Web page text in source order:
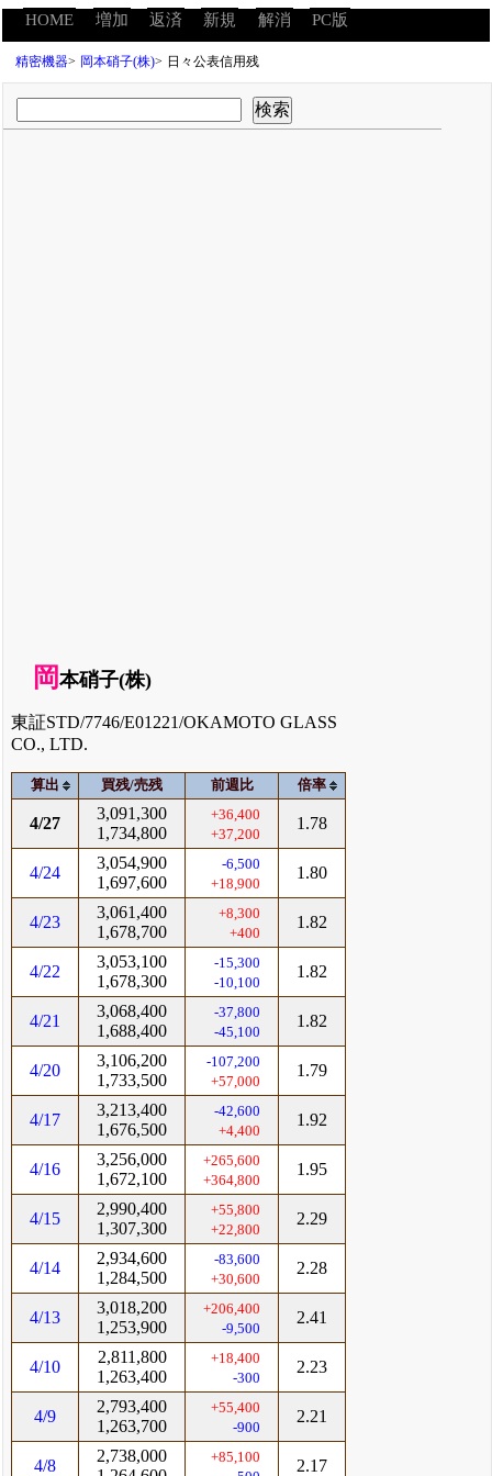
HOME 増加 返済 新規 解消 PC版
精密機器> 岡本硝子(株)> 日々公表信用残
岡本硝子(株)
東証STD/7746/E01221/OKAMOTO GLASS
CO., LTD.
算出 買残/売残 前週比 倍率
4/27
3,091,300
1,734,800
+36,400
+37,200
1.78
4/24
3,054,900
1,697,600
-6,500
+18,900
1.80
4/23
3,061,400
1,678,700
+8,300
+400
1.82
4/22
3,053,100
1,678,300
-15,300
-10,100
1.82
4/21
3,068,400
1,688,400
-37,800
-45,100
1.82
4/20
3,106,200
1,733,500
-107,200
+57,000
1.79
4/17
3,213,400
1,676,500
-42,600
+4,400
1.92
4/16
3,256,000
1,672,100
+265,600
+364,800
1.95
4/15
2,990,400
1,307,300
+55,800
+22,800
2.29
4/14
2,934,600
1,284,500
-83,600
+30,600
2.28
4/13
3,018,200
1,253,900
+206,400
-9,500
2.41
4/10
2,811,800
1,263,400
+18,400
-300
2.23
4/9
2,793,400
1,263,700
+55,400
-900
2.21
4/8
2,738,000
+85,100
2.17